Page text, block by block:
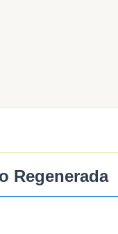
Regenerada